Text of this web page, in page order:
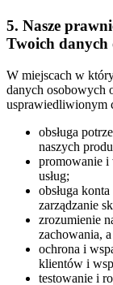
5. Nasze
Twoich danych
W miejscach w
danych osobowych
usprawiedliwionym
obsługa
naszych
promowanie i
usług;
obsługa
zarządzanie
zrozumienie
zachowania,
ochrona i
klientów i
testowanie i